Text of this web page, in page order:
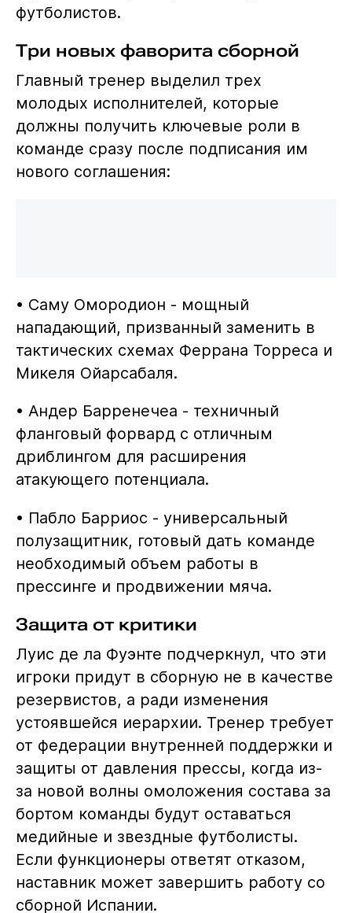
футболистов.
Три новых фаворита сборной
Главный тренер выделил трех
молодых исполнителей, которые
должны получить ключевые роли в
команде сразу после подписания им
нового соглашения:
• Саму Омородион - мощный
нападающий, призванный заменить в
тактических схемах Феррана Торреса и
Микеля Ойарсабаля.
• Андер Барренечеа - техничный
фланговый форвард с отличным
дриблингом для расширения
атакующего потенциала.
• Пабло Барриос - универсальный
полузащитник, готовый дать команде
необходимый объем работы в
прессинге и продвижении мяча.
Защита от критики
Луис де ла Фуэнте подчеркнул, что эти
игроки придут в сборную не в качестве
резервистов, а ради изменения
устоявшейся иерархии. Тренер требует
от федерации внутренней поддержки и
защиты от давления прессы, когда из-
за новой волны омоложения состава за
бортом команды будут оставаться
медийные и звездные футболисты.
Если функционеры ответят отказом,
наставник может завершить работу со
сборной Испании.